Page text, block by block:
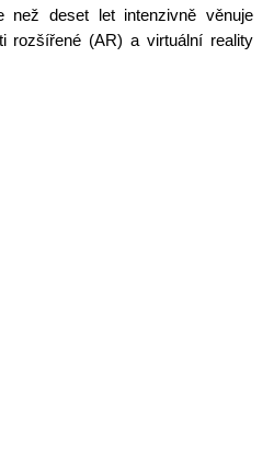
deset let intenzivně věnuje
rozšířené (AR) a virtuální reality